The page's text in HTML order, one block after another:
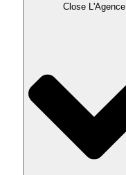
Close L'Agence